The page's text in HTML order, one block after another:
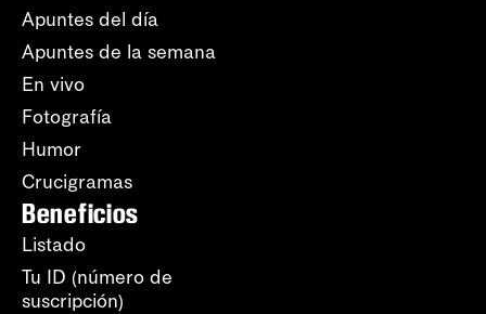
Apuntes del día
Apuntes de la semana
En vivo
Fotografía
Humor
Crucigramas
Beneficios
Listado
Tu ID (número de
suscripción)